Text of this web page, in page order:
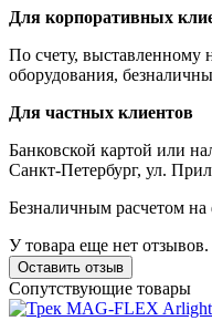
Для корпоративных
По счету, выставленному
оборудования,
Для частных клиентов
Банковской картой или
Санкт-Петербург, ул.
Безналичным расчетом
У товара еще нет отзывов.
Оставить отзыв
Сопутствующие товары